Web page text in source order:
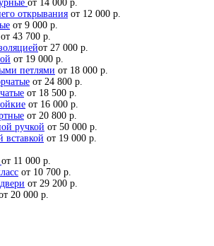
от 14 000 р.
открывания от 12 000 р.
от 9 000 р.
от 43 700 р.
от 27 000 р.
от 19 000 р.
петлями от 18 000 р.
от 24 800 р.
от 18 500 р.
от 16 000 р.
от 20 800 р.
ручкой от 50 000 р.
вставкой от 19 000 р.
от 11 000 р.
от 10 700 р.
от 29 200 р.
20 000 р.